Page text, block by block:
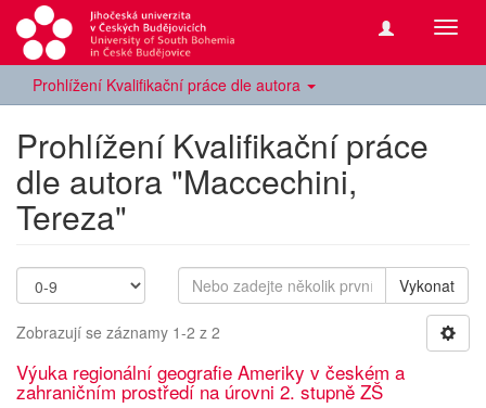
Prohlížení Kvalifikační práce dle autora
Prohlížení Kvalifikační práce
dle autora "Maccechini,
Tereza"
Vykonat
Zobrazují se záznamy 1-2 z 2
Výuka regionální geografie Ameriky v českém a
zahraničním prostředí na úrovni 2. stupně ZŠ